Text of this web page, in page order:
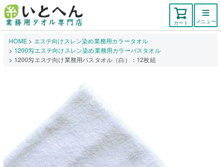
カート メニュー
HOME
エステ向けスレン染め業務用カラータオル
1200匁エステ向けスレン染め業務用カラーバスタオル
1200匁エステ向け業務用バスタオル（白）：12枚組